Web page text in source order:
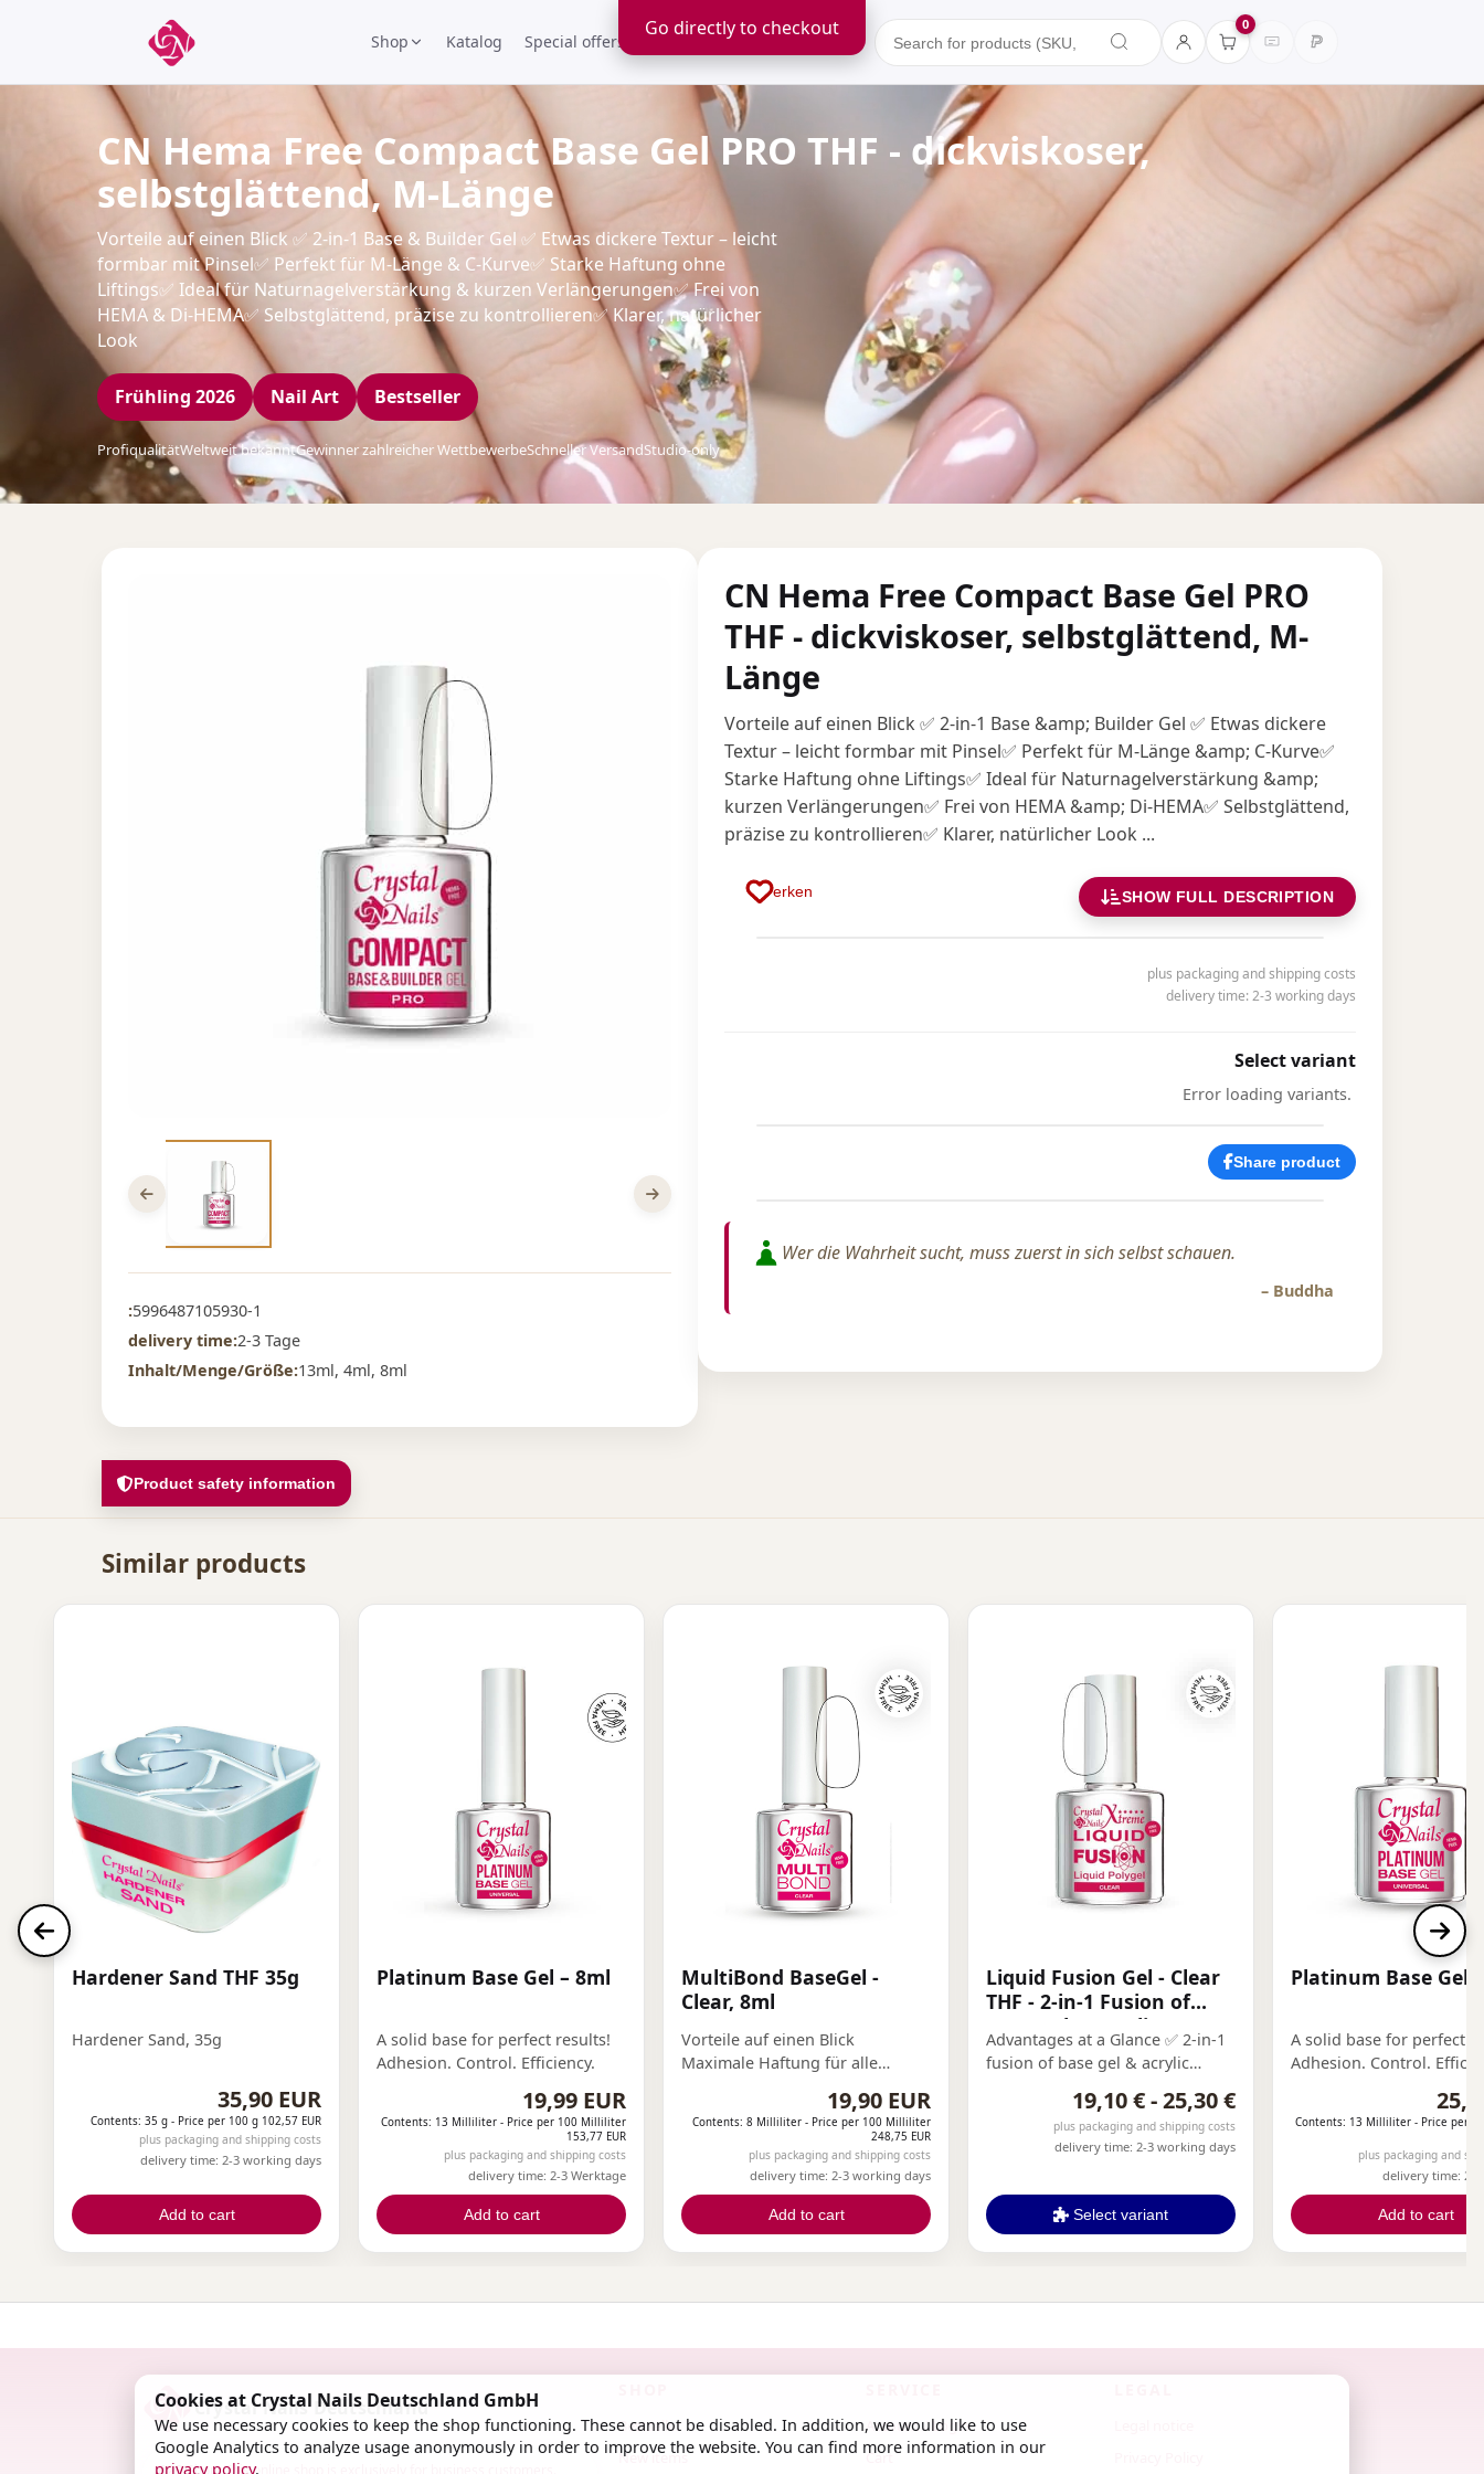
Shop Katalog Special offers Kontakt
0
CN Hema Free Compact Base Gel PRO THF - dickviskoser,
selbstglättend, M-Länge
Vorteile auf einen Blick ✅ 2-in-1 Base & Builder Gel ✅ Etwas dickere Textur – leicht
formbar mit Pinsel✅ Perfekt für M-Länge & C-Kurve✅ Starke Haftung ohne
Liftings✅ Ideal für Naturnagelverstärkung & kurzen Verlängerungen✅ Frei von
HEMA & Di-HEMA✅ Selbstglättend, präzise zu kontrollieren✅ Klarer, natürlicher
Look
Frühling 2026 Nail Art Bestseller
ProfiqualitätWeltweit bekanntGewinner zahlreicher WettbewerbeSchneller VersandStudio-only
:5996487105930-1
delivery time:2-3 Tage
Inhalt/Menge/Größe:13ml, 4ml, 8ml
CN Hema Free Compact Base Gel PRO
THF - dickviskoser, selbstglättend, M-
Länge
Vorteile auf einen Blick ✅ 2-in-1 Base &amp; Builder Gel ✅ Etwas dickere
Textur – leicht formbar mit Pinsel✅ Perfekt für M-Länge &amp; C-Kurve✅
Starke Haftung ohne Liftings✅ Ideal für Naturnagelverstärkung &amp;
kurzen Verlängerungen✅ Frei von HEMA &amp; Di-HEMA✅ Selbstglättend,
präzise zu kontrollieren✅ Klarer, natürlicher Look ...
Merken SHOW FULL DESCRIPTION
plus packaging and shipping costs
delivery time: 2-3 working days
Select variant
Error loading variants.
Share product
Wer die Wahrheit sucht, muss zuerst in sich selbst schauen.
– Buddha
Product safety information
Similar products
Hardener Sand THF 35g
Hardener Sand, 35g
35,90 EUR
Contents: 35 g - Price per 100 g 102,57 EUR
plus packaging and shipping costs
delivery time: 2-3 working days
Add to cart
Platinum Base Gel – 8ml
A solid base for perfect results!
Adhesion. Control. Efficiency.
19,99 EUR
Contents: 13 Milliliter - Price per 100 Milliliter
153,77 EUR
plus packaging and shipping costs
delivery time: 2-3 Werktage
Add to cart
MultiBond BaseGel -
Clear, 8ml
Vorteile auf einen Blick
Maximale Haftung für alle
unsichtbare Haftschicht
Verhindert Liftings und
Lufteinschlüsse HEMA-frei –
ideal für empfindliche Nägel
Perfekte Grundlage für
langlebige Modellagen
Professionelle Studioqualität
19,90 EUR
Contents: 8 Milliliter - Price per 100 Milliliter
248,75 EUR
plus packaging and shipping costs
delivery time: 2-3 working days
Add to cart
Liquid Fusion Gel - Clear
THF - 2-in-1 Fusion of
Base Gel & Acrylic
Powder
Advantages at a Glance ✅ 2-in-1
fusion of base gel & acrylic
from the bottle – no mixing
required ✅ Harder than base
gel, yet elastic & crack-resistant
Ideal for no-file technique ✅
Self-leveling, easy to shape &
precisely applicable ✅ Perfect
19,10 € - 25,30 €
plus packaging and shipping costs
delivery time: 2-3 working days
Select variant
Platinum Base Gel
A solid base for perfect
Adhesion. Control.
Contents: 13 Milliliter - Price per
plus packaging and
delivery time: 2-
Add to cart
Crystal Nails Deutschland
Bestseller
New items
Account / Login
Cart
Cookies at Crystal Nails Deutschland GmbH
We use necessary cookies to keep the shop functioning. These cannot be disabled. In addition, we would like to use
Google Analytics to analyze usage anonymously in order to improve the website. You can find more information in our
privacy policy.
Go directly to checkout